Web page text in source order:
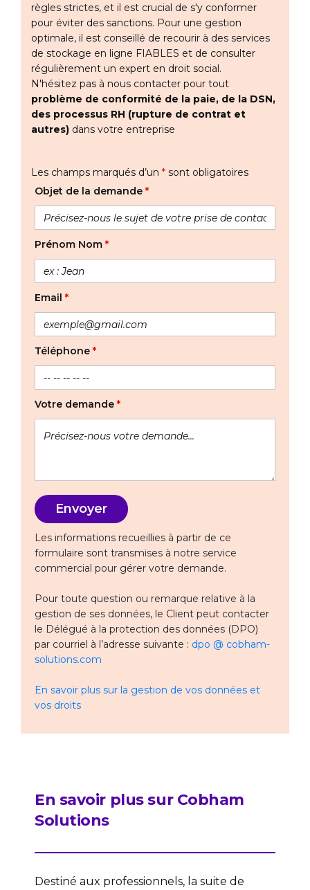
règles strictes, et il est crucial de s'y conformer
pour éviter des sanctions. Pour une gestion
optimale, il est conseillé de recourir à des services
de stockage en ligne FIABLES et de consulter
régulièrement un expert en droit social.
N'hésitez pas à nous contacter pour tout
problème de conformité de la paie, de la DSN,
des processus RH (rupture de contrat et
autres) dans votre entreprise
Les champs marqués d’un * sont obligatoires
Objet de la demande *
Prénom Nom *
Email *
Téléphone *
Votre demande *
Les informations recueillies à partir de ce
formulaire sont transmises à notre service
commercial pour gérer votre demande.
Pour toute question ou remarque relative à la
gestion de ses données, le Client peut contacter
le Délégué à la protection des données (DPO)
par courriel à l’adresse suivante : dpo @ cobham-
solutions.com
En savoir plus sur la gestion de vos données et
vos droits
En savoir plus sur Cobham
Solutions
Destiné aux professionnels, la suite de